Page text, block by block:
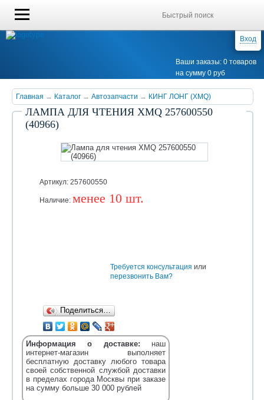
Вход
Ваши заказы: 0 товаров
на сумму 0 руб
Главная → Каталог → Автозапчасти → КИНГ ЛОНГ (XMQ)
ЛАМПА ДЛЯ ЧТЕНИЯ XMQ 257600550
(40966)
Артикул: 257600550
Наличие: менее 10 шт.
Поделиться…
Требуется консультация или
перезвонить Вам?
Информация о доставке: наш
интернет-магазин выполняет
бесплатную доставку любого товара
своей собственной службой доставки
в пределах города Москвы при заказе
на сумму больше 30 000 рублей